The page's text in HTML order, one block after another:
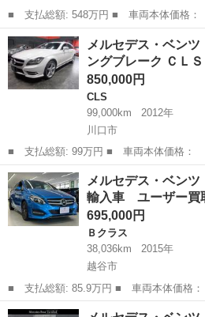
■ 支払総額: 548万円 ■ 車両本体価格： 5,280,000 円 ■ メーカー
名： メルセデス・ベンツ ■ 車種名：
名： Ｃ２００アバンギャルド ＡＭＧ
イン ベーシッ...
埼玉 川口市 Ｃクラス
メルセデス・ベン
ングブレーク ＣＬ
850,000円
CLS
99,000km
2012年
川口市
■ 支払総額: 99万円 ■ 車両本体価格： 850,000 円 ■ メーカー
名： メルセデス・ベンツ ■ 車種名：
グブレーク ■ グレード名： ＣＬＳ３５
グＢ ＡＭＧス...
埼玉 川口市
メルセデス・ベン
輸入車 ユーザー
695,000円
Ｂクラス
38,036km
2015年
越谷市
■ 支払総額: 85.9万円 ■ 車両本体価格： 695,000 円 ■ メーカー
名： メルセデス・ベンツ ■ 車種名：
埼玉 越谷市 Ｂクラス